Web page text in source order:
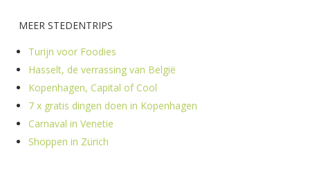
MEER STEDENTRIPS
Turijn voor Foodies
Hasselt, de verrassing van België
Kopenhagen, Capital of Cool
7 x gratis dingen doen in Kopenhagen
Carnaval in Venetie
Shoppen in Zürich